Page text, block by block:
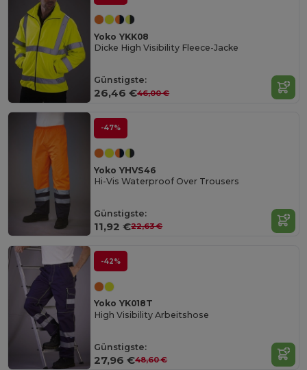
Yoko YKK08
Dicke High Visibility Fleece-Jacke
Günstigste:
26,46 €46,00 €
-47%
Yoko YHVS46
Hi-Vis Waterproof Over Trousers
Günstigste:
11,92 €22,63 €
-42%
Yoko YK018T
High Visibility Arbeitshose
Günstigste:
27,96 €48,60 €